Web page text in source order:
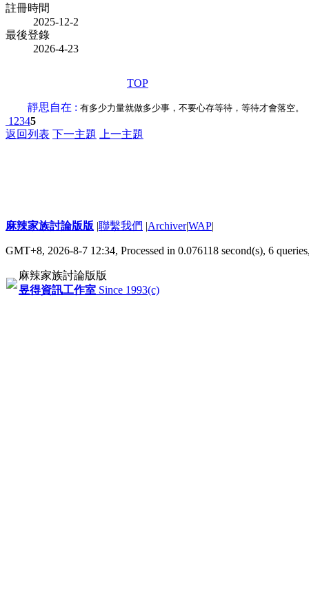
註冊時間
2025-12-2
最後登錄
2026-4-23
TOP
靜思自在 : 有多少力量就做多少事，不要心存等待，等待才會落空。
1 2345
返回列表 下一主題 上一主題
麻辣家族討論版版 |聯繫我們 |Archiver|WAP|
GMT+8, 2026-8-7 12:34, Processed in 0.076118 second(s), 6
麻辣家族討論版版
昱得資訊工作室 Since 1993(c)